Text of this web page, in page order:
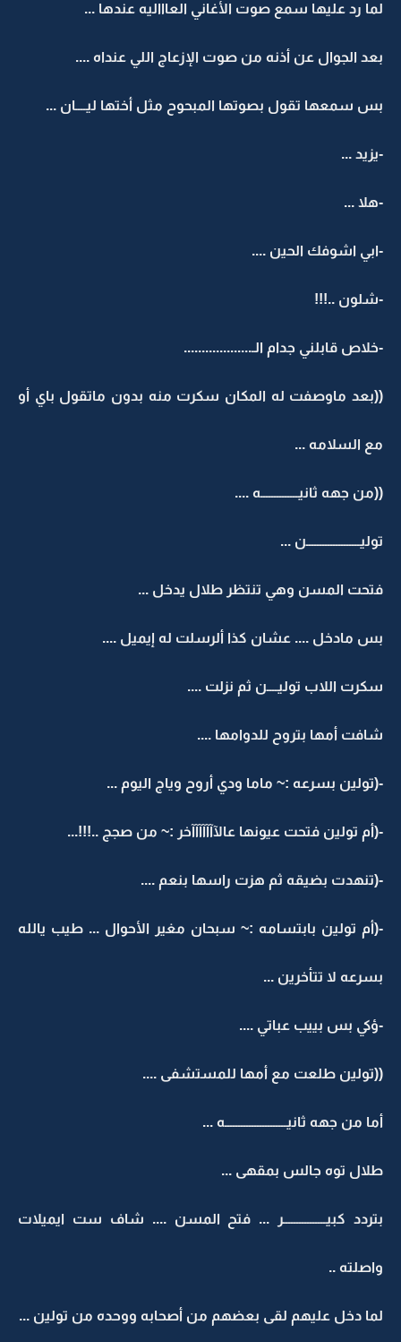
لما رد عليها سمع صوت الأغاني العاااليه عندها ...
بعد الجوال عن أذنه من صوت الإزعاج اللي عنداه ....
بس سمعها تقول بصوتها المبحوح مثل أختها ليــــان ...
-يزيد ...
-هلا ...
-ابي اشوفك الحين ....
-شلون ..!!!
-خلاص قابلني جدام الـ...................
((بعد ماوصفت له المكان سكرت منه بدون ماتقول باي أو
مع السلامه ...
((من جهه ثانيــــــــــــــه ....
توليــــــــــــــــــــن ...
فتحت المسن وهي تنتظر طلال يدخل ...
بس مادخل .... عشان كذا ألرسلت له إيميل ....
سكرت اللاب توليــــن ثم نزلت ....
شافت أمها بتروح للدوامها ....
-(تولين بسرعه :~ ماما ودي أروح وياج اليوم ...
-(أم تولين فتحت عيونها عالآآآآآآآخر :~ من صجج ..!!!...
-(تنهدت بضيقه ثم هزت راسها بنعم ....
-(أم تولين بابتسامه :~ سبحان مغير الأحوال ... طيب يالله
بسرعه لا تتأخرين ...
-ؤكي بس بييب عباتي ....
((تولين طلعت مع أمها للمستشفى ....
أما من جهه ثانيـــــــــــــــــــــــه ...
طلال توه جالس بمقهى ...
بتردد كبيــــــــــــــــر ... فتح المسن .... شاف ست ايميلات
واصلته ..
لما دخل عليهم لقى بعضهم من أصحابه ووحده من تولين ...